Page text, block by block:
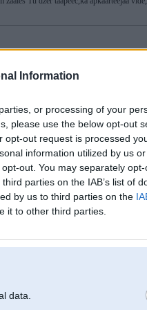
Information
or processing of your
please use the below opt-out
opt-out request is processed
information utilized by us
out. You may separately
parties on the IAB’s list of
by us to third parties on the
it to other third parties.
data.
kodu nemaina. Ar zaaleem uzveic
jo vinjs ir geenos.
vareeshu turpinaat diskusiju,nav laika.
tikai vinjas var attiistiities pie
un jauks!